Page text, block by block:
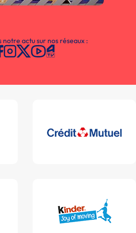
notre actu sur nos réseaux :